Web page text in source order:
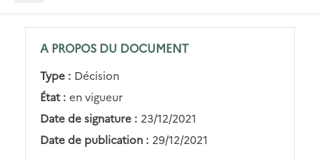
A PROPOS DU DOCUMENT
Type : Décision
État : en vigueur
Date de signature : 23/12/2021
Date de publication : 29/12/2021